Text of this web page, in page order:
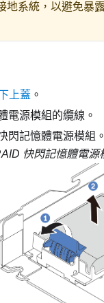
地系統，以避免暴
上蓋 。
電源模組的纜線。
閃記憶體電源模組。
快閃記憶體電源